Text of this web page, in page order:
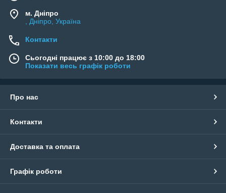
м. Дніпро
, Дніпро, Україна
Контакти
Сьогодні працює з 10:00 до 18:00
Показати весь графік роботи
Про нас
Контакти
Доставка та оплата
Графік роботи